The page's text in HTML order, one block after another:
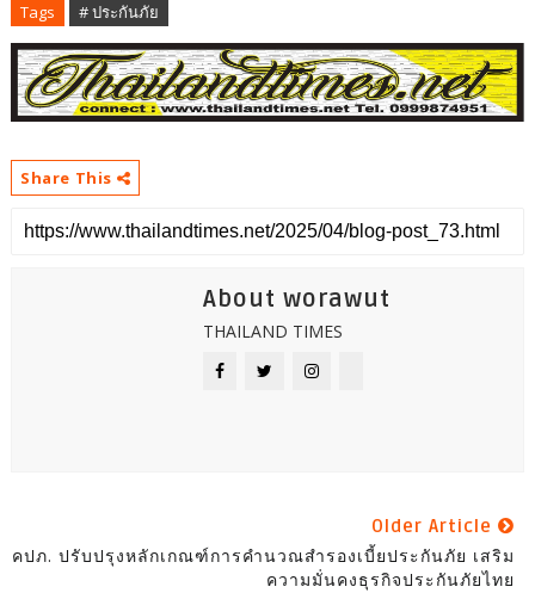
Tags # ประกันภัย
Share This
About worawut
THAILAND TIMES
Older Article
คปภ. ปรับปรุงหลักเกณฑ์การคำนวณสำรองเบี้ยประกันภัย เสริม
ความมั่นคงธุรกิจประกันภัยไทย